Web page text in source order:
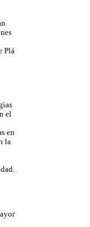
Plá
el
en
la